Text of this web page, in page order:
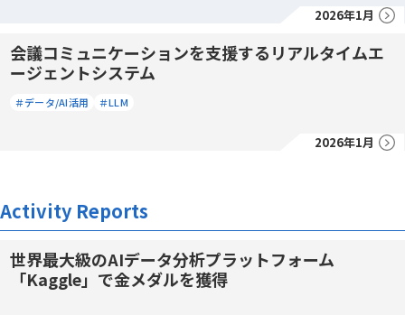
2026年1月
会議コミュニケーションを支援するリアルタイムエ
ージェントシステム
＃データ/AI活用 ＃LLM
2026年1月
Activity Reports
世界最大級のAIデータ分析プラットフォーム
「Kaggle」で金メダルを獲得